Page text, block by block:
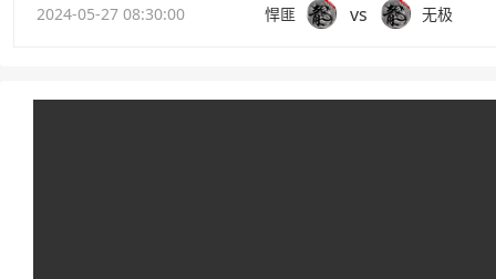
2024-05-27 08:30:00 悍匪 vs 无极